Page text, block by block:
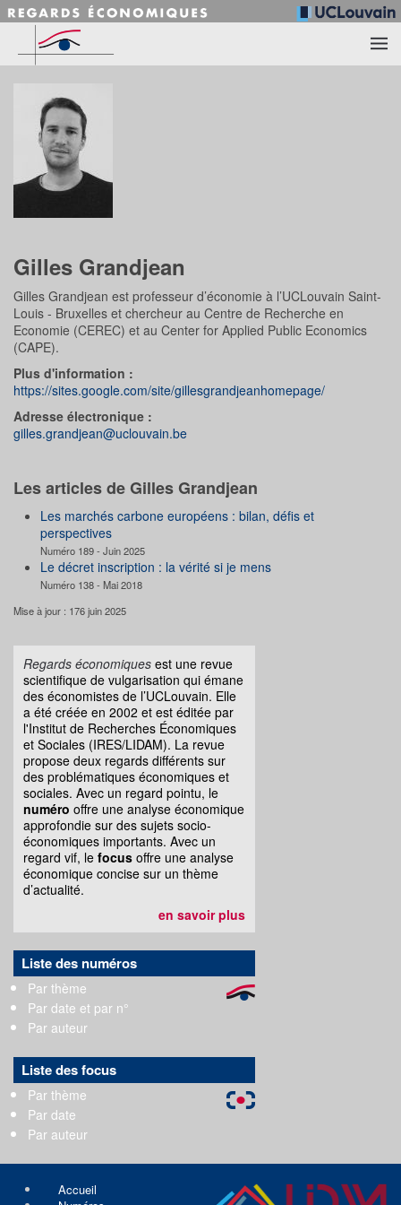
Accéder au contenu principal
Gilles Grandjean
Gilles Grandjean est professeur d’économie à l’UCLouvain Saint-
Louis - Bruxelles et chercheur au Centre de Recherche en
Economie (CEREC) et au Center for Applied Public Economics
(CAPE).
Plus d'information :
https://sites.google.com/site/gillesgrandjeanhomepage/
Adresse électronique :
gilles.grandjean@uclouvain.be
Les articles de Gilles Grandjean
Les marchés carbone européens : bilan, défis et
perspectives
Numéro 189 - Juin 2025
Le décret inscription : la vérité si je mens
Numéro 138 - Mai 2018
Mise à jour : 176 juin 2025
Regards économiques est une revue
scientifique de vulgarisation qui émane
des économistes de l’UCLouvain. Elle
a été créée en 2002 et est éditée par
l'Institut de Recherches Économiques
et Sociales (IRES/LIDAM). La revue
propose deux regards différents sur
des problématiques économiques et
sociales. Avec un regard pointu, le
numéro offre une analyse économique
approfondie sur des sujets socio-
économiques importants. Avec un
regard vif, le focus offre une analyse
économique concise sur un thème
d’actualité.
en savoir plus
Liste des numéros
Par thème
Par date et par n°
Par auteur
Liste des focus
Par thème
Par date
Par auteur
Accueil